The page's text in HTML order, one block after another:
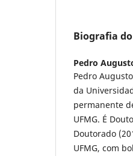
Biografia
Pedro
Pedro
da
permanente
UFMG. É
Doutorado
UFMG, com